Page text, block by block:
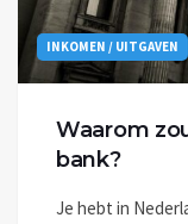
INKOMEN / UITGAVEN
Waarom
bank?
Je hebt in